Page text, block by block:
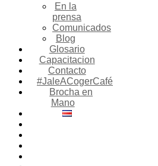
En la
prensa
Comunicados
Blog
Glosario
Capacitacion
Contacto
#JaleACogerCafé
Brocha en
Mano